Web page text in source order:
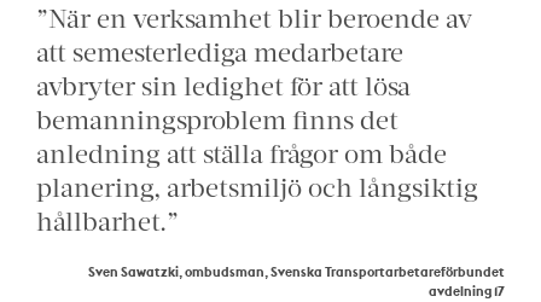
”När en verksamhet blir beroende av
att semesterlediga medarbetare
avbryter sin ledighet för att lösa
bemanningsproblem finns det
anledning att ställa frågor om både
planering, arbetsmiljö och långsiktig
hållbarhet.”
Sven Sawatzki, ombudsman, Svenska Transportarbetareförbundet
avdelning 17